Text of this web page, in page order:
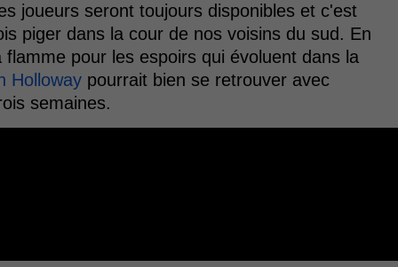
joueurs seront toujours disponibles et c'est
piger dans la cour de nos voisins du sud. En
pour les espoirs qui évoluent dans la
Holloway pourrait bien se retrouver avec
semaines.